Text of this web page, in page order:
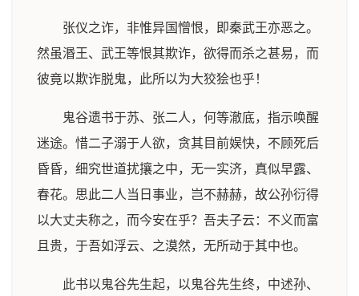
张仪之诈，非惟异国憎恨，即秦武王亦恶之。
然虽湣王、武王等恨其欺诈，欲得而杀之甚易，而
彼竟以欺诈脱鬼，此所以为大狡狯也乎！
鬼谷遗书于苏、张二人，何等澈底，指示唤醒
迷途。惜二子溺于人欲，贪其目前娱快，不顾死后
昏昏，细究世道扰攘之中，无一实济，真似早露、
春花。思此二人当日事业，岂不赫赫，故公孙衍得
以大丈夫称之，而今安在乎？吾夫子云：不义而富
且贵，于吾如浮云、之漠然，无所动于其中也。
此书以鬼谷先生起，以鬼谷先生终，中述孙、